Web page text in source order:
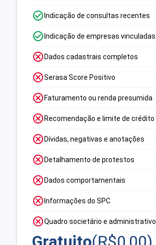
Indicação de consultas recentes
Indicação de empresas vinculadas
Dados cadastrais completos
Serasa Score Positivo
Faturamento ou renda presumida
Recomendação e limite de crédito
Dívidas, negativas e anotações
Detalhamento de protestos
Dados comportamentais
Informações do SPC
Quadro societário e administrativo